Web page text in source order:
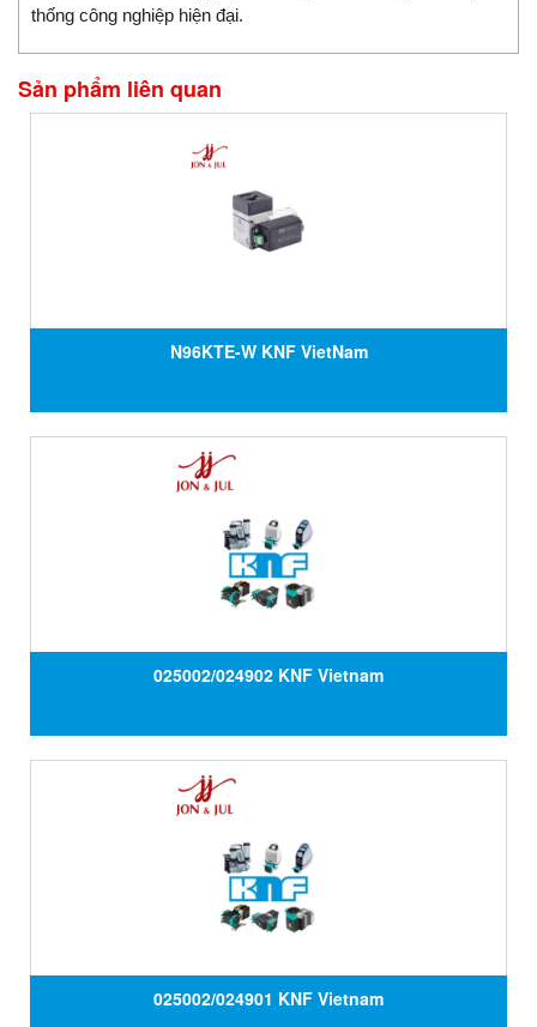
thống công nghiệp hiện đại.
Sản phẩm liên quan
N96KTE-W KNF VietNam
025002/024902 KNF Vietnam
025002/024901 KNF Vietnam